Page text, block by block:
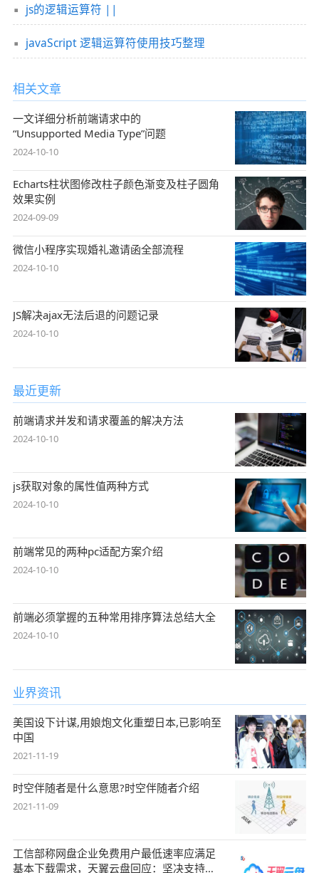
js的逻辑运算符 ||
javaScript 逻辑运算符使用技巧整理
相关文章
一文详细分析前端请求中的
“Unsupported Media Type”问题
2024-10-10
Echarts柱状图修改柱子颜色渐变及柱子圆角
效果实例
2024-09-09
微信小程序实现婚礼邀请函全部流程
2024-10-10
JS解决ajax无法后退的问题记录
2024-10-10
最近更新
前端请求并发和请求覆盖的解决方法
2024-10-10
js获取对象的属性值两种方式
2024-10-10
前端常见的两种pc适配方案介绍
2024-10-10
前端必须掌握的五种常用排序算法总结大全
2024-10-10
业界资讯
美国设下计谋,用娘炮文化重塑日本,已影响至
中国
2021-11-19
时空伴随者是什么意思?时空伴随者介绍
2021-11-09
工信部称网盘企业免费用户最低速率应满足
基本下载需求，天翼云盘回应：坚决支持，